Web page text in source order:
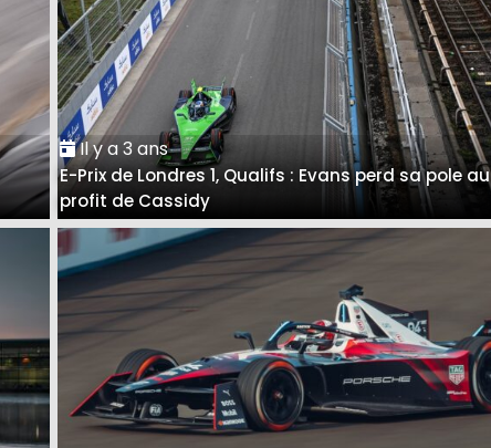
Il y a 3 ans
E-Prix de Londres 1, Qualifs : Evans perd sa pole au
profit de Cassidy